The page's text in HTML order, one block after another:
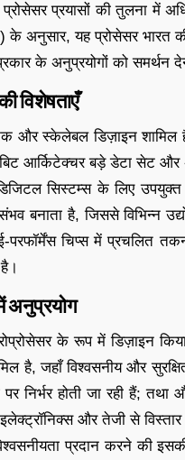
प्रोसेसर प्रयासों की तुलना में
के अनुसार, यह प्रोसेसर भारत
के अनुप्रयोगों को समर्थन
विशेषताएँ
और स्केलेबल डिज़ाइन शामिल
आर्किटेक्चर बड़े डेटा सेट
सिस्टम्स के लिए उपयुक्त
बनाता है, जिससे विभिन्न
चिप्स में प्रचलित
अनुप्रयोग
के रूप में डिज़ाइन
है, जहाँ विश्वसनीय और
निर्भर होती जा रही हैं;
और तेजी से
प्रदान करने की